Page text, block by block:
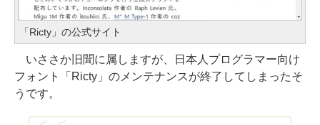
「Ricty」の公式サイト
いささか旧聞に属しますが、日本人プログラマー向け
フォント「Ricty」のメンテナンスが終了してしまったそ
うです。